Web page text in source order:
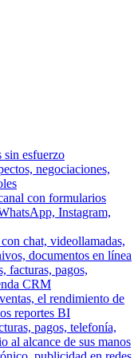
sin esfuerzo
negociaciones,
con formularios
Instagram,
chat, videollamadas,
documentos en línea
facturas, pagos,
CRM
el rendimiento de
reportes BI
pagos, telefonía,
al alcance de sus manos